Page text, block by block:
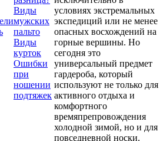
Виды
мужских
пальто
Виды
курток
Ошибки
при
ношении
подтяжек
условиях экстремальных
экспедиций или не менее
опасных восхождений на
горные вершины. Но
сегодня это
универсальный предмет
гардероба, который
используют не только для
активного отдыха и
комфортного
времяпрепровождения
холодной зимой, но и для
повседневной носки.